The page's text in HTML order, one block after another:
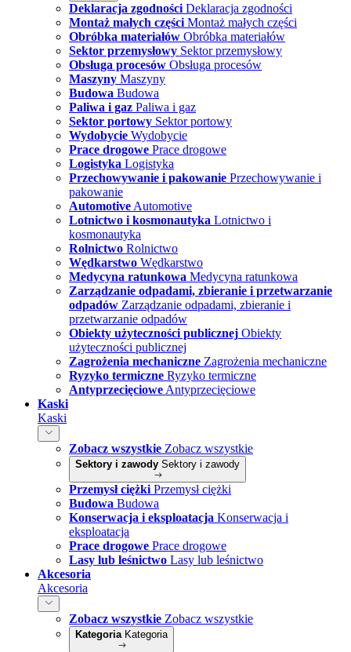
Deklaracja zgodności Deklaracja zgodności
Montaż małych części Montaż małych części
Obróbka materiałów Obróbka materiałów
Sektor przemysłowy Sektor przemysłowy
Obsługa procesów Obsługa procesów
Maszyny Maszyny
Budowa Budowa
Paliwa i gaz Paliwa i gaz
Sektor portowy Sektor portowy
Wydobycie Wydobycie
Prace drogowe Prace drogowe
Logistyka Logistyka
Przechowywanie i pakowanie Przechowywanie i
pakowanie
Automotive Automotive
Lotnictwo i kosmonautyka Lotnictwo i
kosmonautyka
Rolnictwo Rolnictwo
Wędkarstwo Wędkarstwo
Medycyna ratunkowa Medycyna ratunkowa
Zarządzanie odpadami, zbieranie i przetwarzanie
odpadów Zarządzanie odpadami, zbieranie i
przetwarzanie odpadów
Obiekty użyteczności publicznej Obiekty
użyteczności publicznej
Zagrożenia mechaniczne Zagrożenia mechaniczne
Ryzyko termiczne Ryzyko termiczne
Antyprzecięciowe Antyprzecięciowe
Kaski
Kaski
Zobacz wszystkie Zobacz wszystkie
Sektory i zawody Sektory i zawody
Przemysł ciężki Przemysł ciężki
Budowa Budowa
Konserwacja i eksploatacja Konserwacja i
eksploatacja
Prace drogowe Prace drogowe
Lasy lub leśnictwo Lasy lub leśnictwo
Akcesoria
Akcesoria
Zobacz wszystkie Zobacz wszystkie
Kategoria Kategoria